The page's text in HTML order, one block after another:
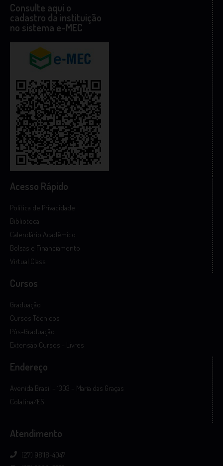
Consulte aqui o
cadastro da instituição
no sistema e-MEC
Acesso Rápido
Política de Privacidade
Biblioteca
Calendário Acadêmico
Bolsas e Financiamento
Virtual Class
Cursos
Graduação
Cursos Técnicos
Pós-Graduação
Extensão Cursos - Livres
Endereço
Avenida Brasil – 1303 – Maria das Graças
Colatina/ES
Atendimento
(27) 98118-4047